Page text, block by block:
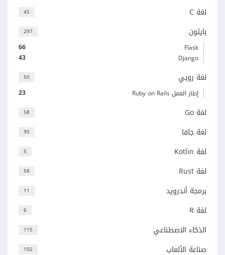
45 لغة C
297 بايثون
66
Flask
43
Django
50 لغة روبي
23 إطار العمل Ruby on Rails
58 لغة Go
95 لغة جافا
5 لغة Kotlin
58 لغة Rust
11 برمجة أندرويد
6 لغة R
115 الذكاء الاصطناعي
102 صناعة الألعاب